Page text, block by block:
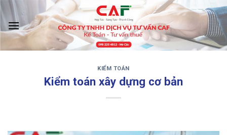
Skip
to
content
‹ ›
KIỂM TOÁN
Kiểm toán xây dựng cơ bản